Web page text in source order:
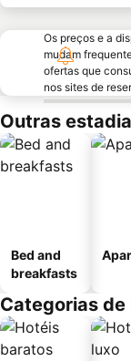
Os preços e a
mudam
ofertas que
nos sites de
Outras
Bed and
breakfasts
Categorias de